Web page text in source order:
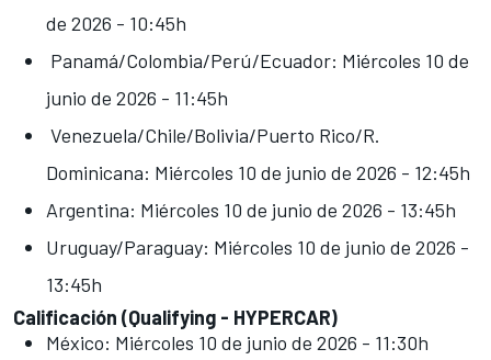
de 2026 - 10:45h
Panamá/Colombia/Perú/Ecuador: Miércoles 10 de
junio de 2026 - 11:45h
Venezuela/Chile/Bolivia/Puerto Rico/R.
Dominicana: Miércoles 10 de junio de 2026 - 12:45h
Argentina: Miércoles 10 de junio de 2026 - 13:45h
Uruguay/Paraguay: Miércoles 10 de junio de 2026 -
13:45h
Calificación (Qualifying - HYPERCAR)
México: Miércoles 10 de junio de 2026 - 11:30h